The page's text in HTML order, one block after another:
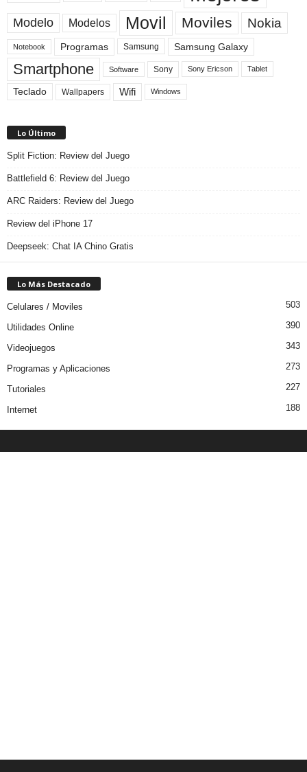
Modelo Modelos Movil Moviles Nokia
Notebook Programas Samsung Samsung Galaxy
Smartphone Software Sony Sony Ericson Tablet
Teclado Wallpapers Wifi Windows
Lo Último
Split Fiction: Review del Juego
Battlefield 6: Review del Juego
ARC Raiders: Review del Juego
Review del iPhone 17
Deepseek: Chat IA Chino Gratis
Lo Más Destacado
Celulares / Moviles 503
Utilidades Online 390
Videojuegos 343
Programas y Aplicaciones 273
Tutoriales 227
Internet 188